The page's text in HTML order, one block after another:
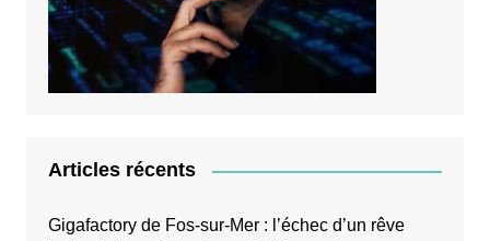
Articles récents
Gigafactory de Fos-sur-Mer : l’échec d’un rêve